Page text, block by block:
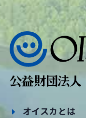
オイスカとは